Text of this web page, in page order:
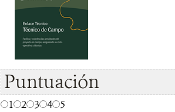
Puntuación
1 2 3 4 5